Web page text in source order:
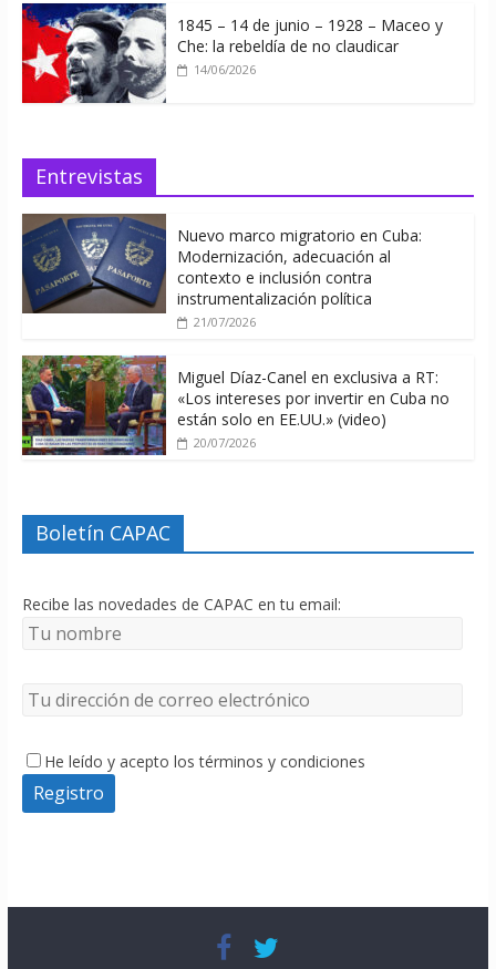
1845 – 14 de junio – 1928 – Maceo y
Che: la rebeldía de no claudicar
14/06/2026
Entrevistas
Nuevo marco migratorio en Cuba:
Modernización, adecuación al
contexto e inclusión contra
instrumentalización política
21/07/2026
Miguel Díaz-Canel en exclusiva a RT:
«Los intereses por invertir en Cuba no
están solo en EE.UU.» (video)
20/07/2026
Boletín CAPAC
Recibe las novedades de CAPAC en tu email:
He leído y acepto los términos y condiciones